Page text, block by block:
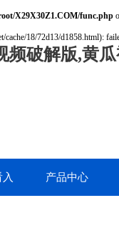
X29X30Z1.COM/func.php
cache/18/72d13/d1858.html):
频破解版,黄
产品中心